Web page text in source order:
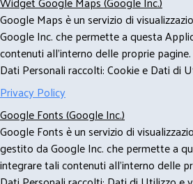
Google Maps è un servizio di
Google Inc. che permette a questa
contenuti all'interno delle proprie pagine.
Dati Personali raccolti: Cookie e Dati di
Privacy Policy
Google Fonts (Google Inc.)
Google Fonts è un servizio di
gestito da Google Inc. che permette a
integrare tali contenuti all'interno delle